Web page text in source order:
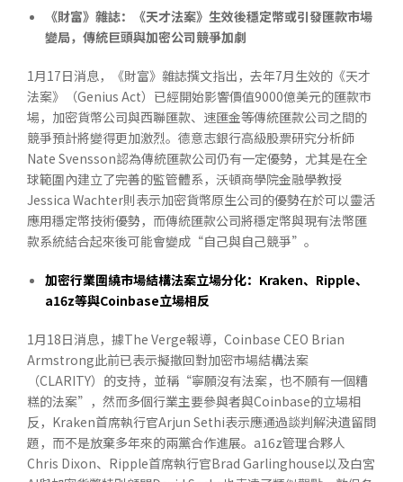
《財富》雜誌：《天才法案》生效後穩定幣或引發匯款市場
變局，傳統巨頭與加密公司競爭加劇
1月17日消息，《財富》雜誌撰文指出，去年7月生效的《天才
法案》（Genius Act）已經開始影響價值9000億美元的匯款市
場，加密貨幣公司與西聯匯款、速匯金等傳統匯款公司之間的
競爭預計將變得更加激烈。德意志銀行高級股票研究分析師
Nate Svensson認為傳統匯款公司仍有一定優勢，尤其是在全
球範圍內建立了完善的監管體系，沃頓商學院金融學教授
Jessica Wachter則表示加密貨幣原生公司的優勢在於可以靈活
應用穩定幣技術優勢，而傳統匯款公司將穩定幣與現有法幣匯
款系統結合起來後可能會變成“自己與自己競爭”。
加密行業圍繞市場結構法案立場分化： Kraken、 Ripple、
a16z等與Coinbase立場相反
1月18日消息，據The Verge報導，Coinbase CEO Brian
Armstrong此前已表示擬撤回對加密市場結構法案
（CLARITY）的支持，並稱“寧願沒有法案，也不願有一個糟
糕的法案”，然而多個行業主要參與者與Coinbase的立場相
反，Kraken首席執行官Arjun Sethi表示應通過談判解決遺留問
題，而不是放棄多年來的兩黨合作進展。a16z管理合夥人
Chris Dixon、Ripple首席執行官Brad Garlinghouse以及白宮